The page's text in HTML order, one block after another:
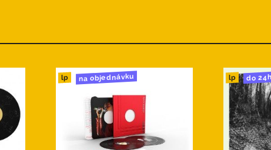
lp na objednávku lp do 24h